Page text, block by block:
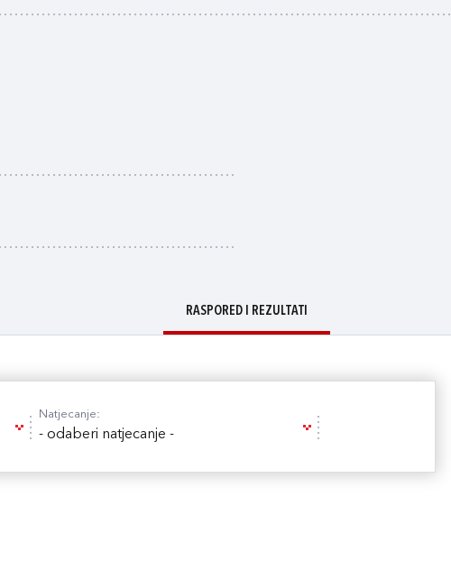
RASPORED I REZULTATI
Natjecanje:
- odaberi natjecanje -